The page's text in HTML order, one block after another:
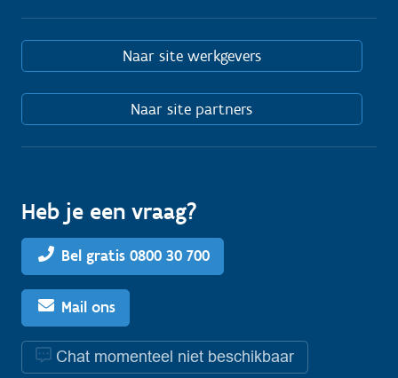
Naar site werkgevers
Naar site partners
Heb je een vraag?
Bel gratis 0800 30 700
Mail ons
Chat momenteel niet beschikbaar